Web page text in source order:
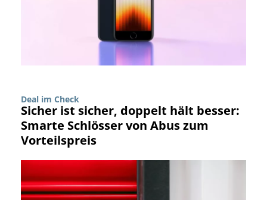
Deal im Check
Sicher ist sicher, doppelt hält besser:
Smarte Schlösser von Abus zum
Vorteilspreis